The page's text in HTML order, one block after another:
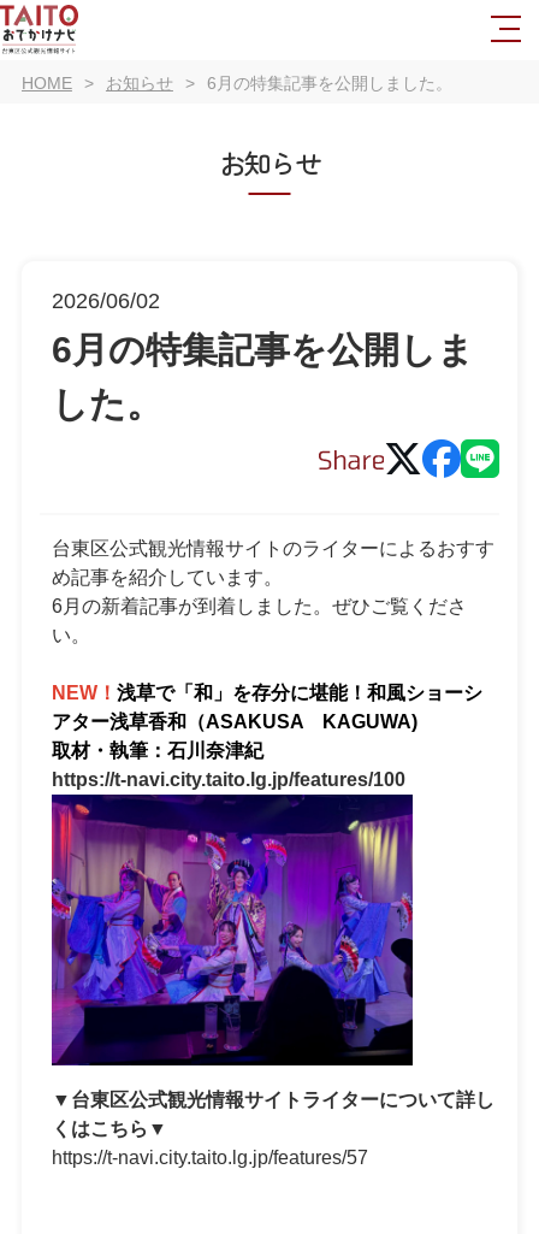
HOME お知らせ 6月の特集記事を公開しました。
お知らせ
2026/06/02
6月の特集記事を公開しま
した。
台東区公式観光情報サイトのライターによるおすす
め記事を紹介しています。
6月の新着記事が到着しました。ぜひご覧くださ
い。
NEW！ 浅草で「和」を存分に堪能！和風ショーシ
アター浅草香和（ASAKUSA KAGUWA)
取材・執筆：石川奈津紀
https://t-navi.city.taito.lg.jp/features/100
▼台東区公式観光情報サイトライターについて詳し
くはこちら▼
https://t-navi.city.taito.lg.jp/features/57